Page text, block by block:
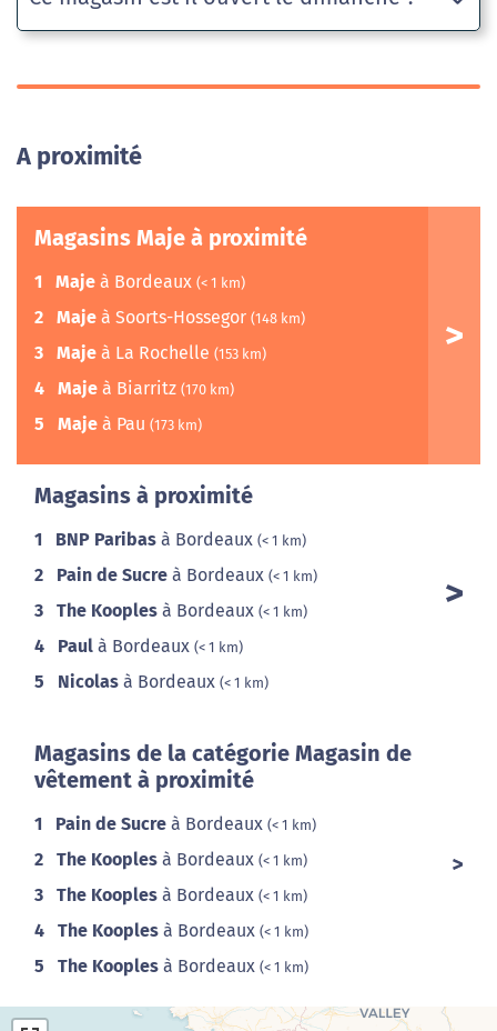
A proximité
Magasins Maje à proximité
1 Maje à Bordeaux (< 1 km)
2 Maje à Soorts-Hossegor (148 km)
3 Maje à La Rochelle (153 km)
4 Maje à Biarritz (170 km)
5 Maje à Pau (173 km)
Magasins à proximité
1 BNP Paribas à Bordeaux (< 1 km)
2 Pain de Sucre à Bordeaux (< 1 km)
3 The Kooples à Bordeaux (< 1 km)
4 Paul à Bordeaux (< 1 km)
5 Nicolas à Bordeaux (< 1 km)
Magasins de la catégorie Magasin de
vêtement à proximité
1 Pain de Sucre à Bordeaux (< 1 km)
2 The Kooples à Bordeaux (< 1 km)
3 The Kooples à Bordeaux (< 1 km)
4 The Kooples à Bordeaux (< 1 km)
5 The Kooples à Bordeaux (< 1 km)